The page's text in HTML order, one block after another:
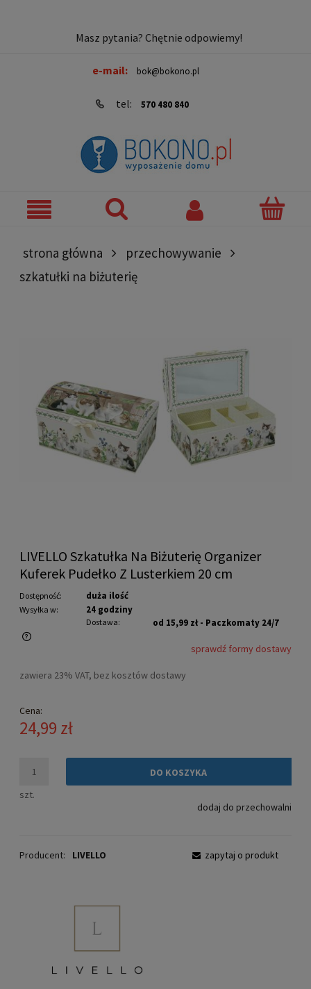
Masz pytania? Chętnie odpowiemy!
e-mail: bok@bokono.pl
tel: 570 480 840
strona główna
przechowywanie
szkatułki na biżuterię
LIVELLO Szkatułka Na Biżuterię Organizer
Kuferek Pudełko Z Lusterkiem 20 cm
Dostępność: duża ilość
Wysyłka w: 24 godziny
Dostawa: od 15,99 zł - Paczkomaty 24/7
Cena nie zawiera ewentualnych kosztów płatności
sprawdź formy dostawy
zawiera 23% VAT, bez kosztów dostawy
Cena:
24,99 zł
szt.
DO KOSZYKA
dodaj do przechowalni
Producent: LIVELLO zapytaj o produkt